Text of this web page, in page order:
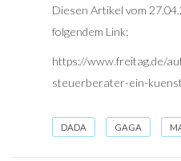
Diesen Artikel vom
folgendem Link:
https://www.freitag.de/
steuerberater-ein-
DADA GAGA